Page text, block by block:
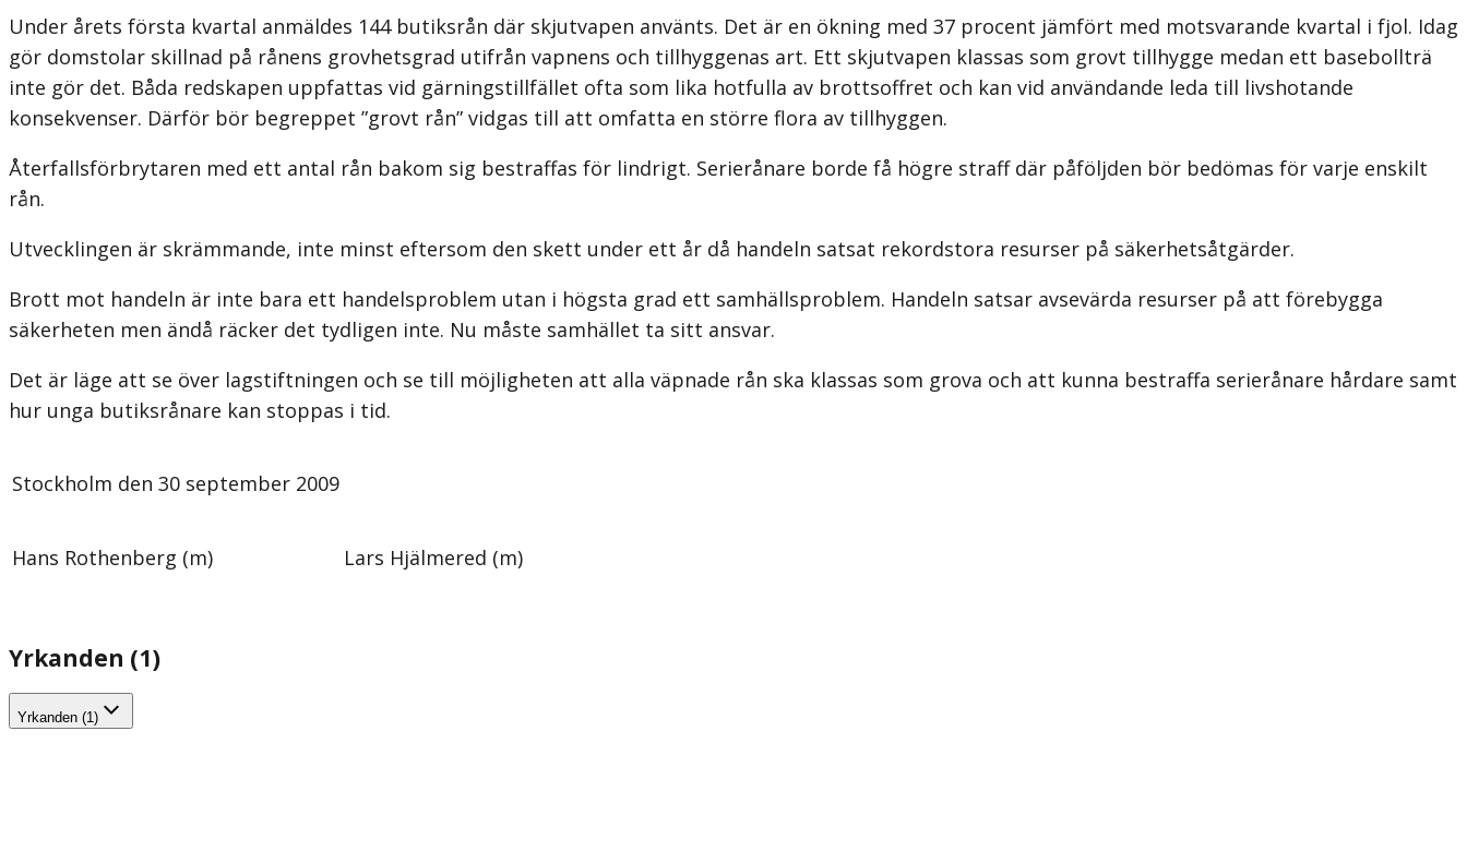
Under årets första kvartal anmäldes 144 butiksrån där skjutvapen använts. Det är en ökning med 37 procent jämfört med motsvarande kvartal i fjol. Idag
gör domstolar skillnad på rånens grovhetsgrad utifrån vapnens och tillhyggenas art. Ett skjutvapen klassas som grovt tillhygge medan ett basebollträ
inte gör det. Båda redskapen uppfattas vid gärningstillfället ofta som lika hotfulla av brottsoffret och kan vid användande leda till livshotande
konsekvenser. Därför bör begreppet ”grovt rån” vidgas till att omfatta en större flora av tillhyggen.
Återfallsförbrytaren med ett antal rån bakom sig bestraffas för lindrigt. Serierånare borde få högre straff där påföljden bör bedömas för varje enskilt
rån.
Utvecklingen är skrämmande, inte minst eftersom den skett under ett år då handeln satsat rekordstora resurser på säkerhetsåtgärder.
Brott mot handeln är inte bara ett handelsproblem utan i högsta grad ett samhällsproblem. Handeln satsar avsevärda resurser på att förebygga
säkerheten men ändå räcker det tydligen inte. Nu måste samhället ta sitt ansvar.
Det är läge att se över lagstiftningen och se till möjligheten att alla väpnade rån ska klassas som grova och att kunna bestraffa serierånare hårdare samt
hur unga butiksrånare kan stoppas i tid.
Stockholm den 30 september 2009
Hans Rothenberg (m) Lars Hjälmered (m)
Yrkanden (1)
Yrkanden (1)